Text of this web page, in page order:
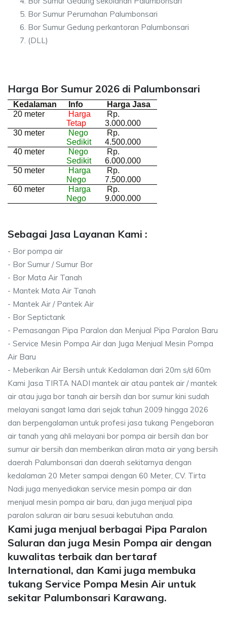
Bor Sumur Perumahan Palumbonsari
Bor Sumur Gedung perkantoran Palumbonsari
(DLL)
Harga Bor Sumur 2026 di Palumbonsari
Kedalaman Info
Harga Jasa
20 meter
Harga
Tetap
Rp.
3.000.000
30 meter
Nego
Sedikit
Rp.
4.500.000
40 meter
Nego
Sedikit
Rp.
6.000.000
50 meter
Harga
Nego
Rp.
7.500.000
60 meter
Harga
Nego
Rp.
9.000.000
Sebagai Jasa Layanan Kami :
- Bor pompa air
- Bor Sumur / Sumur Bor
- Bor Mata Air Tanah
- Mantek Mata Air Tanah
- Mantek Air / Pantek Air
- Bor Septictank
- Pemasangan Pipa Paralon dan Menjual Pipa Paralon Baru
- Service Mesin Pompa Air dan Juga Menjual Mesin Pompa
Air Baru
- Meberikan Air Bersih untuk Kedalaman dari 20m s/d 60m
Kami Jasa TIRTA NADI mantek air atau pantek air / mantek
air atau juga bor tanah air bersih dan bor sumur kini sudah
melayani sangat lama dari sejak tahun 2009 hingga 2026
dan berpengalaman untuk profesi jasa tukang Pengeboran
air tanah yang ahli melayani bor pompa air bersih dan bor
sumur air bersih dan memberikan aliran mata air yang bersih
daerah Palumbonsari dan daerah sekitarnya dengan
kedalaman 20 Meter sampai dengan 60 Meter, CV. Tirta
Nadi juga menyediakan service mesin pompa air dan
menjual mesin pompa air baru, dan juga menjual pipa
paralon saluran air baru sesuai kebutuhan anda.
Kami juga menjual berbagai Pipa Paralon
Saluran dan juga Mesin Pompa air dengan
kuwalitas terbaik dan bertaraf
International, dan Kami juga membuka
tukang Service Pompa Mesin Air untuk
sekitar Palumbonsari Karawang.